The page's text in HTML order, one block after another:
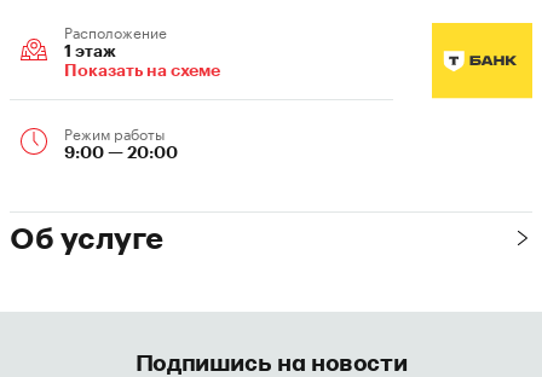
Расположение
1 этаж
Показать на схеме
Режим работы
9:00 — 20:00
Об услуге
Подпишись на новости